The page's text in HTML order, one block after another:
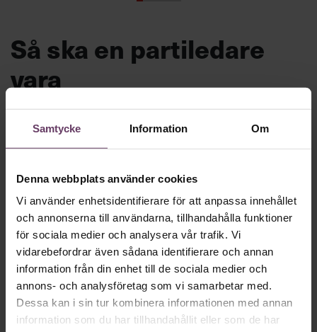
Samtycke Information Om
Denna webbplats använder cookies
Vi använder enhetsidentifierare för att anpassa innehållet
och annonserna till användarna, tillhandahålla funktioner
för sociala medier och analysera vår trafik. Vi
vidarebefordrar även sådana identifierare och annan
information från din enhet till de sociala medier och
annons- och analysföretag som vi samarbetar med.
Dessa kan i sin tur kombinera informationen med annan
information som du har tillhandahållit eller som de har
Så ska en partiledare
vara
VAL 2026
Provokation, glamour och
galna utspel? Nej, det är inget för svenska
partiledarstilen som går hem, säger
statsvetaren Jenny Madestam: ”Hellre en
tråkig partiledare i foträta skor, än en
känslomässig spelevink i högklackat.”
Ledarskap
Text:Fredrik Kullberg
Publicerad2026-08-03